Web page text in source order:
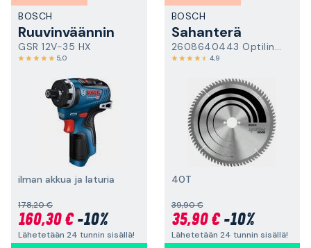
BOSCH
Ruuvinväännin
GSR 12V-35 HX
5,0
ilman akkua ja laturia
178,20 €
160,30 €-10%
Lähetetään 24 tunnin sisällä!
BOSCH
Sahanterä
2608640443 Optiline Wood
4,9
40T
39,90 €
35,90 €-10%
Lähetetään 24 tunnin sisällä!